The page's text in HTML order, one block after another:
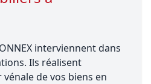
interviennent dans
Ils réalisent
vénale de vos biens en